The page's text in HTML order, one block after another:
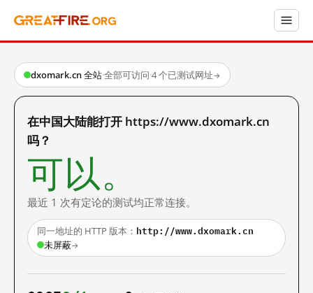
dxomark.cn 全站·全部可访问·4 个已测试网址→
在中国大陆能打开 https://www.dxomark.cn
吗？
可以。
最近 1 次有定论的测试均正常连接。
同一地址的 HTTP 版本： http://www.dxomark.cn
未屏蔽→